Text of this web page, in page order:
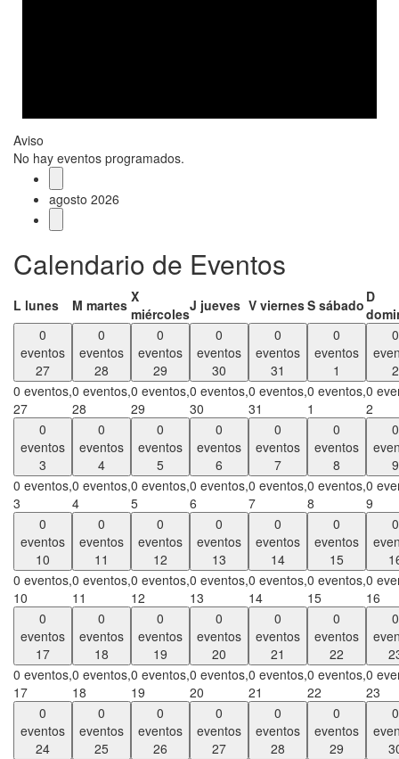
Aviso
No hay eventos programados.
agosto 2026
Calendario de Eventos
L lunes M martes X
miércolesJ jueves V viernesS sábado D
0
eventos
27
0 eventos,
27
0
eventos
28
0 eventos,
28
0
eventos
29
0 eventos,
29
0
eventos
30
0 eventos,
30
0
eventos
31
0 eventos,
31
0
eventos
1
0 eventos,
1
0
2
0
2
0
eventos
3
0 eventos,
3
0
eventos
4
0 eventos,
4
0
eventos
5
0 eventos,
5
0
eventos
6
0 eventos,
6
0
eventos
7
0 eventos,
7
0
eventos
8
0 eventos,
8
0
9
0
9
0
eventos
10
0 eventos,
10
0
eventos
11
0 eventos,
11
0
eventos
12
0 eventos,
12
0
eventos
13
0 eventos,
13
0
eventos
14
0 eventos,
14
0
eventos
15
0 eventos,
15
0
0
16
0
eventos
17
0 eventos,
17
0
eventos
18
0 eventos,
18
0
eventos
19
0 eventos,
19
0
eventos
20
0 eventos,
20
0
eventos
21
0 eventos,
21
0
eventos
22
0 eventos,
22
0
0
23
0
eventos
24
0
eventos
25
0
eventos
26
0
eventos
27
0
eventos
28
0
eventos
29
0